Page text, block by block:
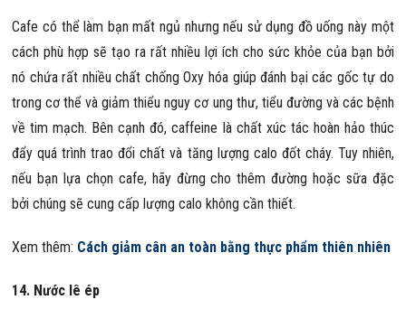
Cafe có thể làm bạn mất ngủ nhưng nếu sử dụng đồ uống này một
cách phù hợp sẽ tạo ra rất nhiều lợi ích cho sức khỏe của bạn bởi
nó chứa rất nhiều chất chống Oxy hóa giúp đánh bại các gốc tự do
trong cơ thể và giảm thiểu nguy cơ ung thư, tiểu đường và các bệnh
về tim mạch. Bên cạnh đó, caffeine là chất xúc tác hoàn hảo thúc
đẩy quá trình trao đổi chất và tăng lượng calo đốt cháy. Tuy nhiên,
nếu bạn lựa chọn cafe, hãy đừng cho thêm đường hoặc sữa đặc
bởi chúng sẽ cung cấp lượng calo không cần thiết.
Xem thêm: Cách giảm cân an toàn bằng thực phẩm thiên nhiên
14. Nước lê ép